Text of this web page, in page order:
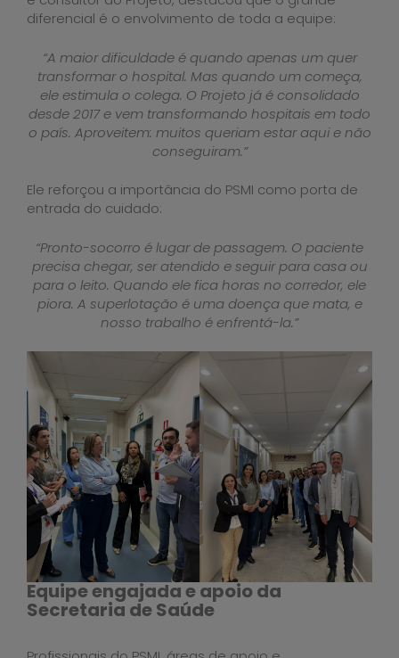
diferencial é o envolvimento de toda a equipe:
“A maior dificuldade é quando apenas um quer
transformar o hospital. Mas quando um começa,
ele estimula o colega. O Projeto já é consolidado
desde 2017 e vem transformando hospitais em todo
o país. Aproveitem: muitos queriam estar aqui e não
conseguiram.”
Ele reforçou a importância do PSMI como porta de
entrada do cuidado:
“Pronto-socorro é lugar de passagem. O paciente
precisa chegar, ser atendido e seguir para casa ou
para o leito. Quando ele fica horas no corredor, ele
piora. A superlotação é uma doença que mata, e
nosso trabalho é enfrentá-la.”
Equipe engajada e apoio da
Secretaria de Saúde